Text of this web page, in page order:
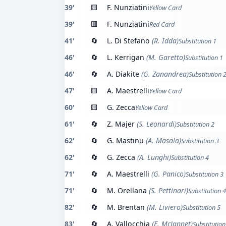
39' 🟨 F. NunziatiniYellow Card
39' 🟥 F. NunziatiniRed Card
41' 🔄 L. Di Stefano (R. Idda)Substitution 1
46' 🔄 L. Kerrigan (M. Garetto)Substitution 1
46' 🔄 A. Diakite (G. Zanandrea)Substitution 2
47' 🟨 A. MaestrelliYellow Card
60' 🟨 G. ZeccaYellow Card
61' 🔄 Z. Majer (S. Leonardi)Substitution 2
62' 🔄 G. Mastinu (A. Masala)Substitution 3
62' 🔄 G. Zecca (A. Lunghi)Substitution 4
71' 🔄 A. Maestrelli (G. Panico)Substitution 3
71' 🔄 M. Orellana (S. Pettinari)Substitution 4
82' 🔄 M. Brentan (M. Liviero)Substitution 5
83' 🔄 A. Vallocchia (E. McJannet)